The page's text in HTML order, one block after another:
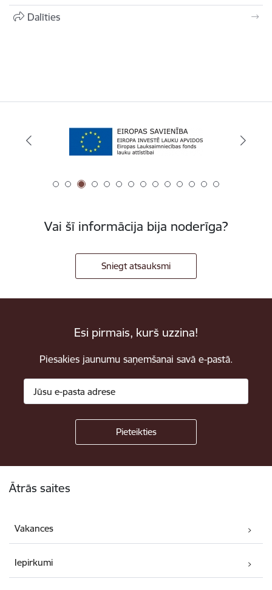
Dalīties
Vai šī informācija bija noderīga?
Sniegt atsauksmi
Esi pirmais, kurš uzzina!
Piesakies jaunumu saņemšanai savā e-pastā.
Ātrās saites
Vakances
Iepirkumi